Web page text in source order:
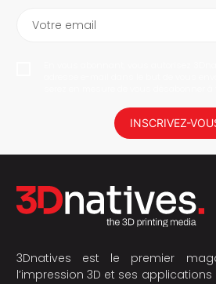
Votre email
INSCRIVEZ-
3Dnatives est le premier
l’impression 3D et ses